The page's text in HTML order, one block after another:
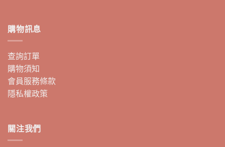
購物訊息
查詢訂單
購物須知
會員服務條款
隱私權政策
關注我們